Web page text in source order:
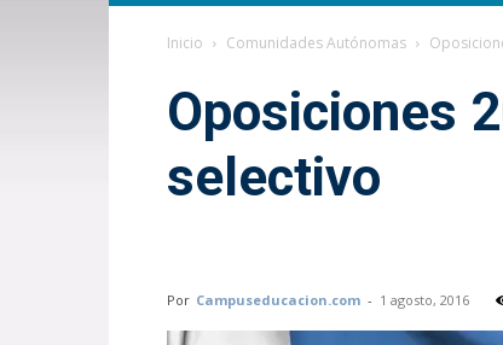
Inicio Comunidades Autónomas
Oposiciones
selectivo
Por Campuseducacion.com - 1 agosto, 2016